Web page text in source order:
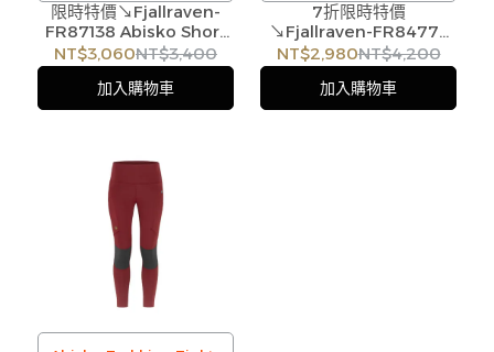
訂購注意事項 :
商品流動性快且多個平台共
用庫存，偶有下單後缺貨情
出貨，本公司將有權取消訂
單，造成不便尚請見諒。如
遇庫存不足無法下單，亦歡
迎洽詢客服。
限時特價↘Fjallraven-
FR87138 Abisko Short
緊身褲 女｜4色
NT$3,060NT$3,400
加入購物車
吸引力的俐落外型，怎能讓
人不愛上Abisko Tights
呢？
/
7折限時特價
↘Fjallraven-FR84773
Abisko Tights 緊身褲 女
｜4色
NT$2,980NT$4,200
加入購物車